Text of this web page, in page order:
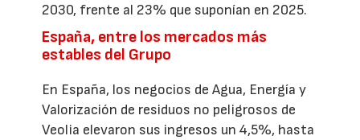
2030, frente al 23% que suponían en 2025.
España, entre los mercados más
estables del Grupo
En España, los negocios de Agua, Energía y
Valorización de residuos no peligrosos de
Veolia elevaron sus ingresos un 4,5%, hasta